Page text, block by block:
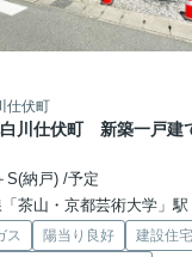
仕伏町
川仕伏町 新築一戸建
S(納戸) /予定
茶山・京都芸術大学」
ス 陽当り良好
建設住